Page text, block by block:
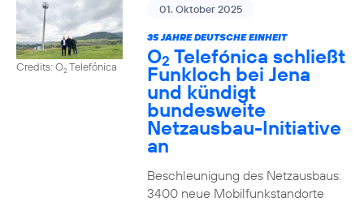
Credits: O2Telefónica
01. Oktober 2025
35 JAHRE DEUTSCHE EINHEIT
O2 Telefónica schließt
Funkloch bei Jena
und kündigt
bundesweite
Netzausbau-Initiative
an
Beschleunigung des Netzausbaus:
3400 neue Mobilfunkstandorte